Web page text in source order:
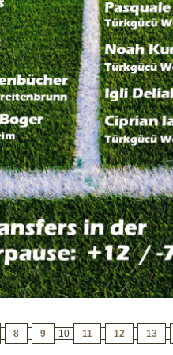
8 9 10 11 12 13